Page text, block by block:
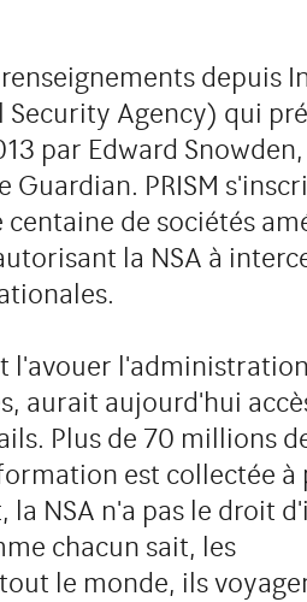
depuis
Agency) qui
par Edward
PRISM
de sociétés
la NSA à
l'avouer l'administration
aurait aujourd'hui
Plus de 70 millions
est collectée à
NSA n'a pas le droit
chacun sait, les
le monde, ils